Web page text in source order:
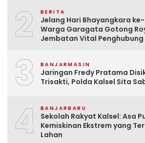
2 BERITA
Jelang Hari Bhayangkara
Warga Garagata Gotong
Jembatan Vital Penghubung
3 BANJARMASIN
Jaringan Fredy Pratama
Trisakti, Polda Kalsel Sita
4 BANJARBARU
Sekolah Rakyat Kalsel: Asa
Kemiskinan Ekstrem yang
Lahan